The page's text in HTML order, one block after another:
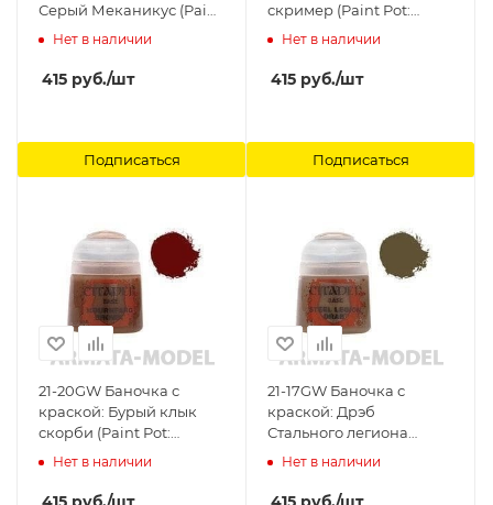
Серый Меканикус (Paint
Pot: Mechanicus
Нет в наличии
415 руб./шт
Подписаться
скример (Paint Pot:
Screamer Pink) Citadel
Нет в наличии
415 руб./шт
Подписаться
21-20GW Баночка с
краской: Бурый клык
скорби (Paint Pot:
Mournfang Brown)
Нет в наличии
21-17GW Баночка с
краской: Дрэб
Стального легиона
(Paint Pot: Steel Legion
Нет в наличии